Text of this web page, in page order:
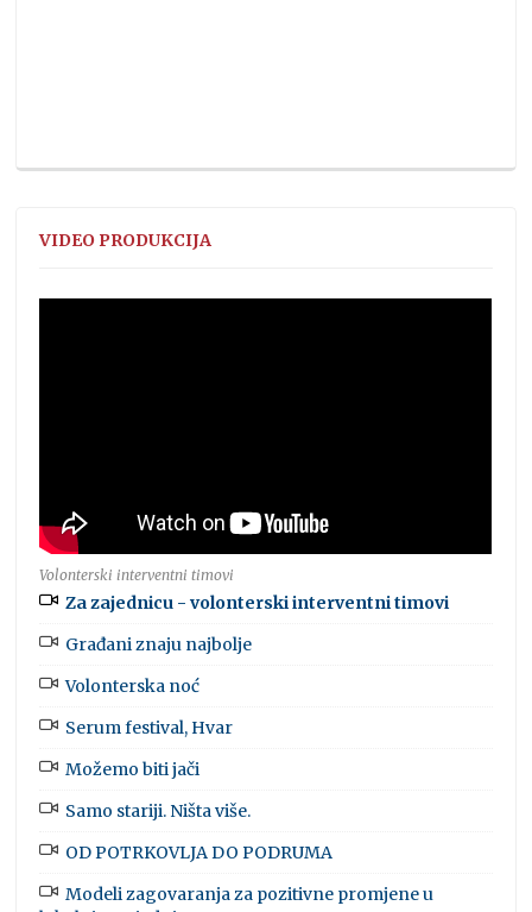
VIDEO PRODUKCIJA
Volonterski interventni timovi
Za zajednicu - volonterski interventni timovi
Građani znaju najbolje
Volonterska noć
Serum festival, Hvar
Možemo biti jači
Samo stariji. Ništa više.
OD POTRKOVLJA DO PODRUMA
Modeli zagovaranja za pozitivne promjene u